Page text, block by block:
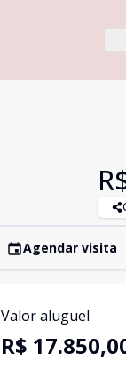
Agendar visita
Valor aluguel
R$